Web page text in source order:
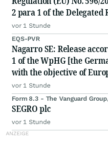
2 para 1 of the Delegated
of the Commission
vor 1 Stunde
EQS-PVR
Nagarro SE: Release
1 of the WpHG [the
with the objective of
vor 1 Stunde
Form 8.3 - The Vanguard
SEGRO plc
vor 1 Stunde